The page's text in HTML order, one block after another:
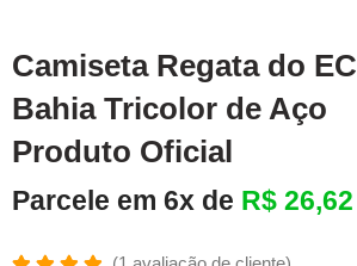
Camiseta Regata do EC
Bahia Tricolor de Aço
Produto Oficial
Parcele em 6x de R$ 26,62